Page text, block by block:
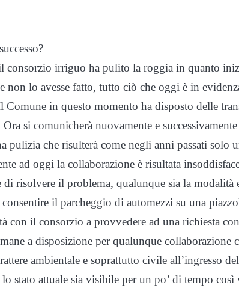
consorzio irriguo ha pulito la roggia in quanto
non lo avesse fatto, tutto ciò che oggi è in
Comune in questo momento ha disposto delle
Ora si comunicherà nuovamente e
pulizia che risulterà come negli anni passati solo
ad oggi la collaborazione è risultata
di risolvere il problema, qualunque sia la
consentire il parcheggio di automezzi su una
con il consorzio a provvedere ad una richiesta
a disposizione per qualunque
ambientale e soprattutto civile all’ingresso
lo stato attuale sia visibile per un po’ di tempo